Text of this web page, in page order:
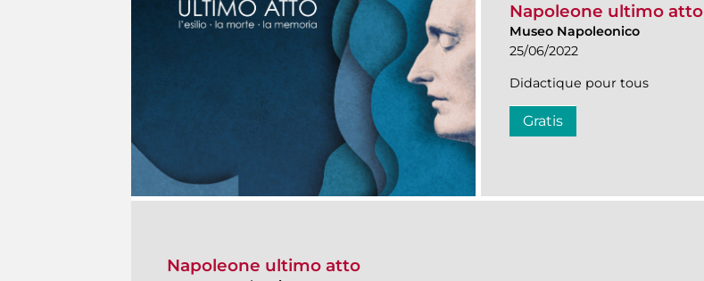
Napoleone ultimo atto
Museo Napoleonico
25/06/2022
Didactique pour tous
Gratis
Napoleone ultimo atto